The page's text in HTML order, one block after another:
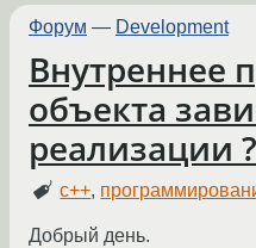
Форум — Development
Внутреннее
объекта
реализации
c++,
Добрый день.